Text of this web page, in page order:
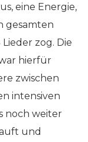
eine Energie,
gesamten
zog. Die
hierfür
zwischen
intensiven
noch weiter
und